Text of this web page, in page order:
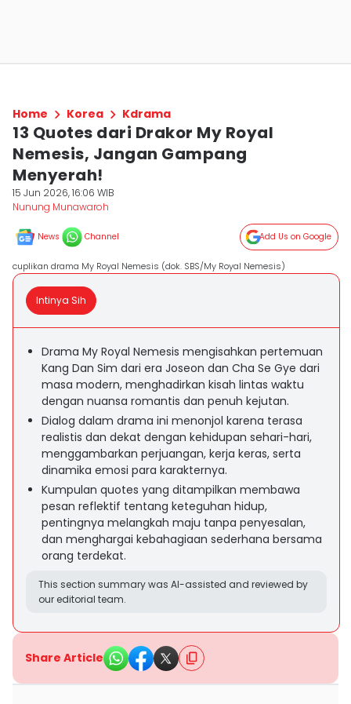
Home Korea Kdrama
13 Quotes dari Drakor My Royal
Nemesis, Jangan Gampang
Menyerah!
15 Jun 2026, 16:06 WIB
Nunung Munawaroh
News Channel Add Us on Google
cuplikan drama My Royal Nemesis (dok. SBS/My Royal Nemesis)
Intinya Sih
Drama My Royal Nemesis mengisahkan pertemuan
Kang Dan Sim dari era Joseon dan Cha Se Gye dari
masa modern, menghadirkan kisah lintas waktu
dengan nuansa romantis dan penuh kejutan.
Dialog dalam drama ini menonjol karena terasa
realistis dan dekat dengan kehidupan sehari-hari,
menggambarkan perjuangan, kerja keras, serta
dinamika emosi para karakternya.
Kumpulan quotes yang ditampilkan membawa
pesan reflektif tentang keteguhan hidup,
pentingnya melangkah maju tanpa penyesalan,
dan menghargai kebahagiaan sederhana bersama
orang terdekat.
This section summary was AI-assisted and reviewed by
our editorial team.
Share Article